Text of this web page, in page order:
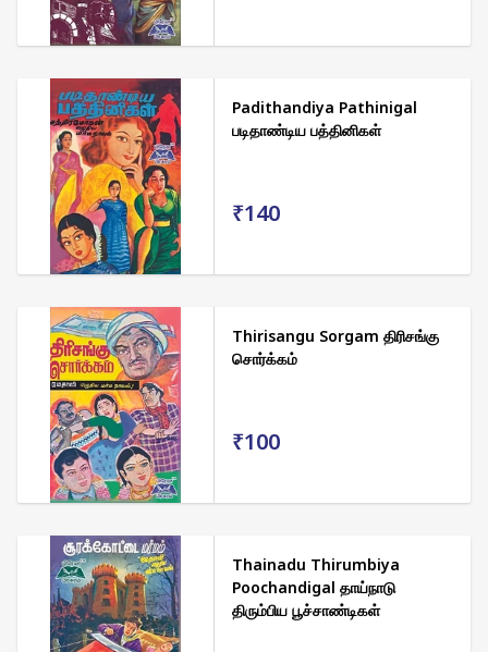
Padithandiya Pathinigal
படிதாண்டிய பத்தினிகள்
₹140
Thirisangu Sorgam திரிசங்கு
சொர்க்கம்
₹100
Thainadu Thirumbiya
Poochandigal தாய்நாடு
திரும்பிய பூச்சாண்டிகள்